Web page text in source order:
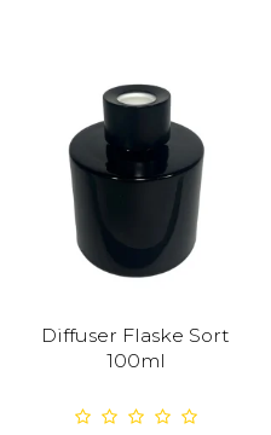
Diffuser Flaske Sort
100ml